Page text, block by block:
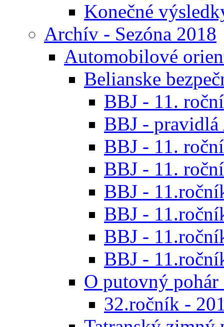
Konečné
Archív - Sezóna 2018
Automobilové
Belianske
BBJ - 11.
BBJ - pravidlá
BBJ - 11.
BBJ - 11.
BBJ -
BBJ -
BBJ -
BBJ -
O putovný
32.ročník -